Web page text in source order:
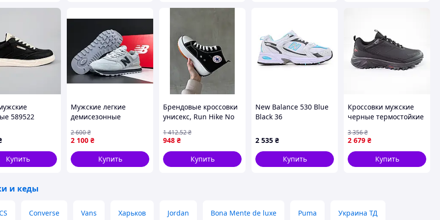
размеров ограничено!
материалы и соответствие
использует общедоступные
их товара.
589522
Купить
Мужские легкие
демисезонные
Balance 574
натуральный замш
серые
2 100 ₴
2 600₴
Купить
Брендовые кроссовки
унисекс, Run Hike No
948 ₴
1 412.52₴
Купить
New Balance 530 Blue
Black 36
2 535 ₴
Купить
Кроссовки мужские
черные термостойкие
спортивные Seli
Кросівки чоловічі
чорні термостійкі
демісезонні спортивні
2 679 ₴
3 356₴
Купить
и кеды
Converse Vans Харьков Jordan Bona Mente de luxe Puma Украина ТД